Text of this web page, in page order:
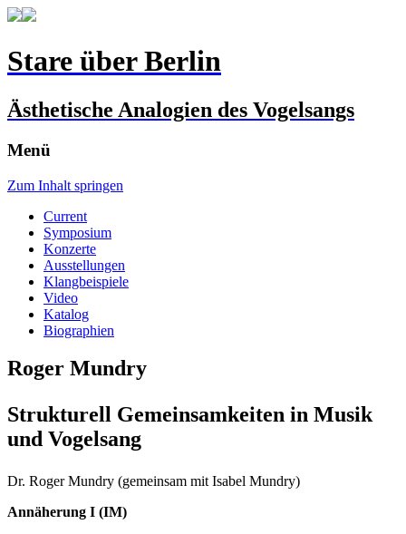
Stare über Berlin
Ästhetische Analogien des Vogelsangs
Menü
Zum Inhalt springen
Current
Symposium
Konzerte
Ausstellungen
Klangbeispiele
Video
Katalog
Biographien
Roger Mundry
Strukturell Gemeinsamkeiten in Musik
und Vogelsang
Dr. Roger Mundry (gemeinsam mit Isabel Mundry)
Annäherung I (IM)